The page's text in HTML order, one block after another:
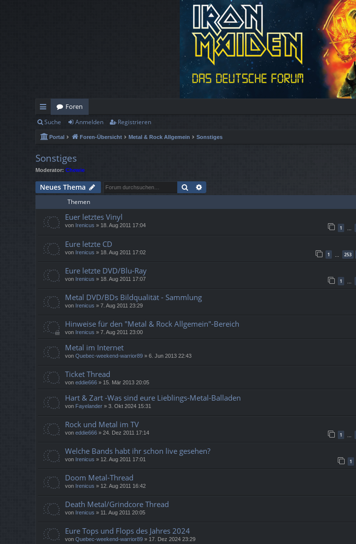
ch
ne
llz
ug
rif
Foren
Suche Anmelden Registrieren
Portal Foren-Übersicht Metal & Rock Allgemein Sonstiges
Sonstiges
Moderator: Chewie
Neues Thema Suche
Themen
Euer letztes Vinyl
von Irenicus » 18. Aug 2011 17:04 1
Eure letzte CD
von Irenicus » 18. Aug 2011 17:02 1 253
Eure letzte DVD/Blu-Ray
von Irenicus » 18. Aug 2011 17:07 1
Metal DVD/BDs Bildqualität - Sammlung
von Irenicus » 7. Aug 2011 23:29
Hinweise für den "Metal & Rock Allgemein"-Bereich
von Irenicus » 7. Aug 2011 23:00
Metal im Internet
von Quebec-weekend-warrior89 » 6. Jun 2013 22:43
Ticket Thread
von eddie666 » 15. Mär 2013 20:05
Hart & Zart -Was sind eure Lieblings-Metal-Balladen
von Fayelander » 3. Okt 2024 15:31
Rock und Metal im TV
von eddie666 » 24. Dez 2011 17:14 1 …
Welche Bands habt ihr schon live gesehen?
von Irenicus » 12. Aug 2011 17:01 1
Doom Metal-Thread
von Irenicus » 12. Aug 2011 16:42
Death Metal/Grindcore Thread
von Irenicus » 11. Aug 2011 20:05
Eure Tops und Flops des Jahres 2024
von Quebec-weekend-warrior89 » 17. Dez 2024 23:29